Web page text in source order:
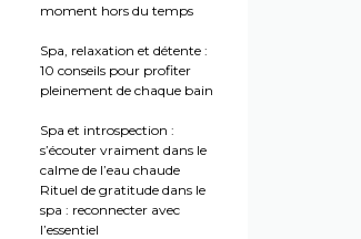
moment hors du temps
Spa, relaxation et détente :
10 conseils pour profiter
pleinement de chaque bain
Spa et introspection :
s’écouter vraiment dans le
calme de l’eau chaude
Rituel de gratitude dans le
spa : reconnecter avec
l’essentiel